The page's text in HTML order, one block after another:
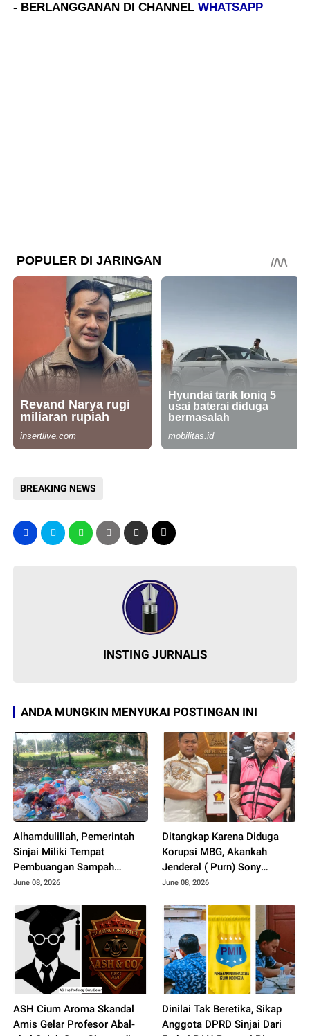
- BERLANGGANAN DI CHANNELWHATSAPP
BREAKING NEWS
INSTING JURNALIS
ANDA MUNGKIN MENYUKAI POSTINGAN INI
Alhamdulillah, Pemerintah
Sinjai Miliki Tempat
Pembuangan Sampah
Ditengah Kota, Aroma Busuk
Pengguna Jalan Raya
June 08, 2026
Ditangkap Karena Diduga
Korupsi MBG, Akankah
Jenderal ( Purn) Sony
Sonjaya Menyeret Nama
June 08, 2026
ASH Cium Aroma Skandal
Amis Gelar Profesor Abal-
Dinilai Tak Beretika, Sikap
Anggota DPRD Sinjai Dari